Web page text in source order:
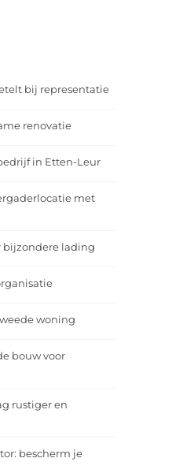
bij representatie
renovatie
in Etten-Leur
met
bijzondere lading
woning
bouw voor
rustiger en
bescherm je